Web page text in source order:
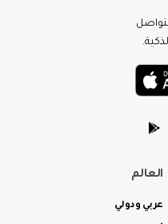
العالم
عربي ودولي